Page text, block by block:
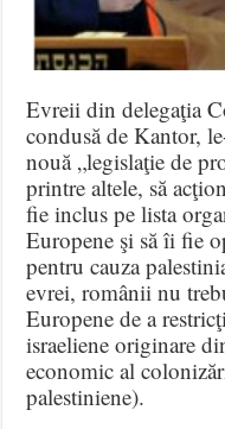
Evreii din delegaţia
condusă de Kantor,
nouă „legislaţie de
printre altele, să
fie inclus pe lista
Europene şi să îi fie
pentru cauza
evrei, românii nu
Europene de a
israeliene originare
economic al
palestiniene).